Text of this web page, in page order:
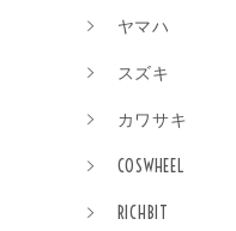
ヤマハ
スズキ
カワサキ
COSWHEEL
RICHBIT